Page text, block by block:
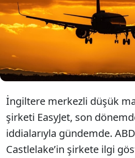
İngiliz düşük
şirketi
firması
İngiltere merkezli düşük
şirketi EasyJet, son
iddialarıyla gündemde.
Castlelake’in şirkete ilgi